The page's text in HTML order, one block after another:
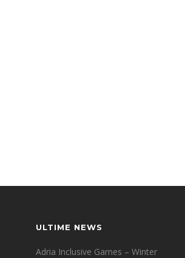
ULTIME NEWS
Adria Inclusive Games – Winter